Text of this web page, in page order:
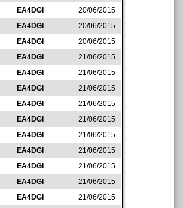
EA4DGI
20/06/2015
EA4DGI
20/06/2015
EA4DGI
20/06/2015
EA4DGI
21/06/2015
EA4DGI
21/06/2015
EA4DGI
21/06/2015
EA4DGI
21/06/2015
EA4DGI
21/06/2015
EA4DGI
21/06/2015
EA4DGI
21/06/2015
EA4DGI
21/06/2015
EA4DGI
21/06/2015
EA4DGI
21/06/2015